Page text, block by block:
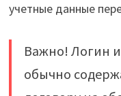
учетные данные
Важно! Логин
обычно